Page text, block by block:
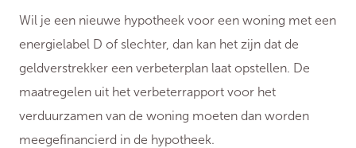
Wil je een nieuwe hypotheek voor een woning met een
energielabel D of slechter, dan kan het zijn dat de
geldverstrekker een verbeterplan laat opstellen. De
maatregelen uit het verbeterrapport voor het
verduurzamen van de woning moeten dan worden
meegefinancierd in de hypotheek.